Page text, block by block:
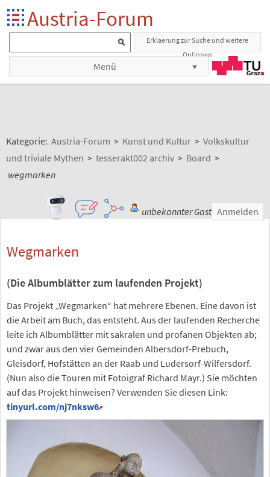
Austria-Forum
Erklaerung zur Suche und weitere
Optionen
Menü
Kategorie: Austria-Forum > Kunst und Kultur > Volkskultur
und triviale Mythen > tesserakt002 archiv > Board >
wegmarken
unbekannter Gast Anmelden
Wegmarken
(Die Albumblätter zum laufenden Projekt)
Das Projekt „Wegmarken“ hat mehrere Ebenen. Eine davon ist
die Arbeit am Buch, das entsteht. Aus der laufenden Recherche
leite ich Albumblätter mit sakralen und profanen Objekten ab;
und zwar aus den vier Gemeinden Albersdorf-Prebuch,
Gleisdorf, Hofstätten an der Raab und Ludersorf-Wilfersdorf.
(Nun also die Touren mit Fotoigraf Richard Mayr.) Sie möchten
auf das Projekt hinweisen? Verwenden Sie diesen Link:
tinyurl.com/nj7nksw6